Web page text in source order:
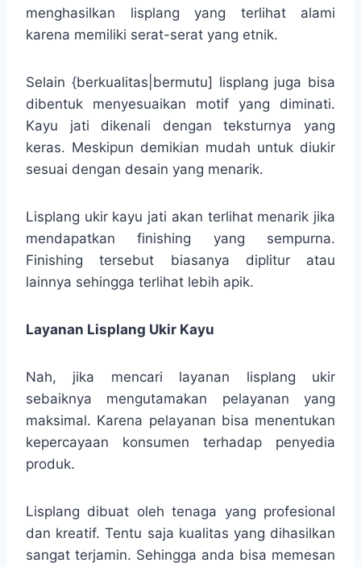
menghasilkan lisplang yang terlihat alami
karena memiliki serat-serat yang etnik.
Selain {berkualitas|bermutu] lisplang juga bisa
dibentuk menyesuaikan motif yang diminati.
Kayu jati dikenali dengan teksturnya yang
keras. Meskipun demikian mudah untuk diukir
sesuai dengan desain yang menarik.
Lisplang ukir kayu jati akan terlihat menarik jika
mendapatkan finishing yang sempurna.
Finishing tersebut biasanya diplitur atau
lainnya sehingga terlihat lebih apik.
Layanan Lisplang Ukir Kayu
Nah, jika mencari layanan lisplang ukir
sebaiknya mengutamakan pelayanan yang
maksimal. Karena pelayanan bisa menentukan
kepercayaan konsumen terhadap penyedia
produk.
Lisplang dibuat oleh tenaga yang profesional
dan kreatif. Tentu saja kualitas yang dihasilkan
sangat terjamin. Sehingga anda bisa memesan